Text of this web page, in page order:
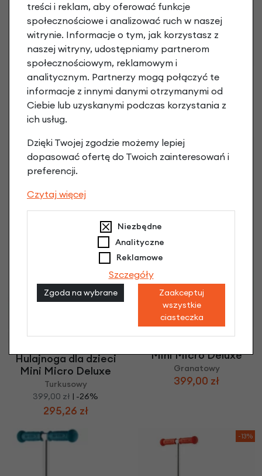
Hulajnoga dla dzieci
Mini Micro Deluxe
Lawendowy
399,00 zł
Hulajnoga dla dzieci
Mini Micro Deluxe
Czarny
-26%
Hulajnoga dla dzieci
Mini Micro Deluxe
Turkusowy
399,00 zł | -26%
295,26 zł
Mini Micro Deluxe
Granatowy
399,00 zł
-13%
treści i reklam, aby oferować funkcje
społecznościowe i analizować ruch w naszej
witrynie. Informacje o tym, jak korzystasz z
naszej witryny, udostępniamy partnerom
społecznościowym, reklamowym i
analitycznym. Partnerzy mogą połączyć te
informacje z innymi danymi otrzymanymi od
Ciebie lub uzyskanymi podczas korzystania z
ich usług.
Dzięki Twojej zgodzie możemy lepiej
dopasować ofertę do Twoich zainteresowań i
preferencji.
Czytaj więcej
Niezbędne
Analityczne
Reklamowe
Szczegóły
Zgoda na wybrane
Zaakceptuj
wszystkie
ciasteczka